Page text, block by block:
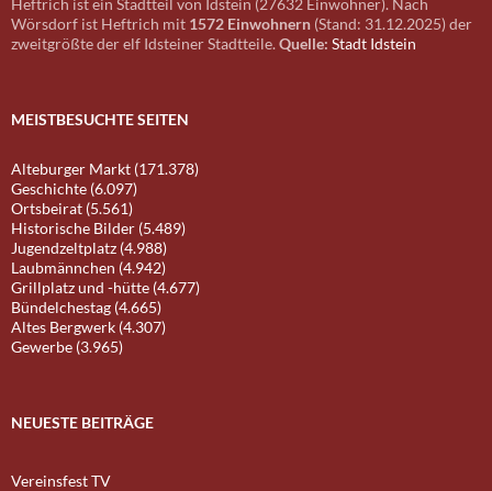
Wörsdorf ist Heftrich mit 1572 Einwohnern (Stand: 31.12.2025) der
zweitgrößte der elf Idsteiner Stadtteile. Quelle: Stadt Idstein
MEISTBESUCHTE SEITEN
Alteburger Markt (171.378)
Geschichte (6.097)
Ortsbeirat (5.561)
Historische Bilder (5.489)
Jugendzeltplatz (4.988)
Laubmännchen (4.942)
Grillplatz und -hütte (4.677)
Bündelchestag (4.665)
Altes Bergwerk (4.307)
Gewerbe (3.965)
NEUESTE BEITRÄGE
Vereinsfest TV